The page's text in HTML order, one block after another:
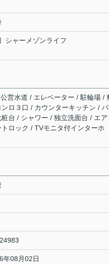
シャーメゾンライフ
営水道 / エレベーター / 駐輪場 /
ロ３口 / カウンターキッチン / バ
台 / シャワー / 独立洗面台 / エア
ロック / TVモニタ付インターホ
年08月02日